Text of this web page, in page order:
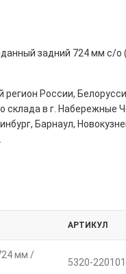
задний 724 мм с/о
России,
в г. Набережные
Барнаул,
АРТИКУЛ
мм /
5320-